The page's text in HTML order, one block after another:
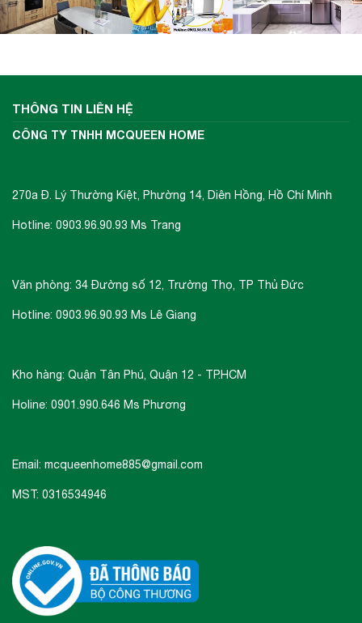
THÔNG TIN LIÊN HỆ
CÔNG TY TNHH MCQUEEN HOME
270a Đ. Lý Thường Kiệt, Phường 14, Diên Hồng, Hồ Chí Minh
Hotline: 0903.96.90.93 Ms Trang
Văn phòng: 34 Đường số 12, Trường Thọ, TP Thủ Đức
Hotline: 0903.96.90.93 Ms Lê Giang
Kho hàng: Quận Tân Phú, Quận 12 - TP.HCM
Holine: 0901.990.646 Ms Phương
Email: mcqueenhome885@gmail.com
MST: 0316534946